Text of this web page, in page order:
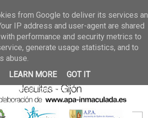
02 jun 2026
GALERIA DE FOTOS
2026
25 may 2026
GALERIA
23/05/2026
20 may
DE FOTOS
2026
09/05/2026
28 abr
GALERIA DE FOTOS 25 Y
2026
from Google to deliver its services
IP address and user-agent are shared
performance and security metrics to
generate usage statistics, and to
abuse.
LEARN MORE
GOT IT